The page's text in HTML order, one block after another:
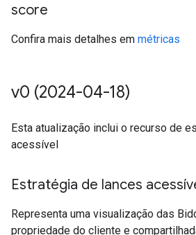
score
Confira mais detalhes em métricas
v0 (2024-04-18)
Esta atualização inclui o recurso de
acessível
Estratégia de lances
Representa uma visualização das
propriedade do cliente e